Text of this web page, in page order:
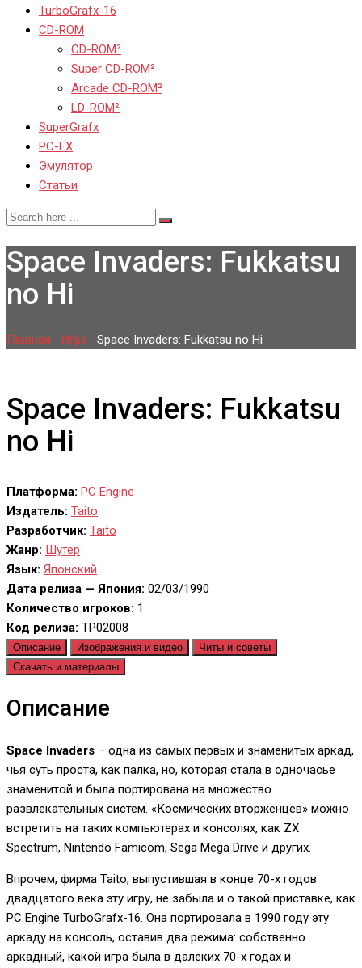
TurboGrafx-16
CD-ROM
CD-ROM²
Super CD-ROM²
Arcade CD-ROM²
LD-ROM²
SuperGrafx
PC-FX
Эмулятор
Статьи
Space Invaders: Fukkatsu
no Hi
Главная - Игра -Space Invaders: Fukkatsu no Hi
Space Invaders: Fukkatsu
no Hi
Платформа: PC Engine
Издатель: Taito
Разработчик: Taito
Жанр: Шутер
Язык: Японский
Дата релиза — Япония: 02/03/1990
Количество игроков: 1
Код релиза: TP02008
Описание Изображения и видео
Читы и советы
Скачать и материалы
Описание
Space Invaders – одна из самых первых и знаменитых аркад,
чья суть проста, как палка, но, которая стала в одночасье
знаменитой и была портирована на множество
развлекательных систем. «Космических вторженцев» можно
встретить на таких компьютерах и консолях, как ZX
Spectrum, Nintendo Famicom, Sega Mega Drive и других.
Впрочем, фирма Taito, выпустившая в конце 70-х годов
двадцатого века эту игру, не забыла и о такой приставке, как
PC Engine TurboGrafx-16. Она портировала в 1990 году эту
аркаду на консоль, оставив два режима: собственно
аркадный, какой игра была в далеких 70-х годах и